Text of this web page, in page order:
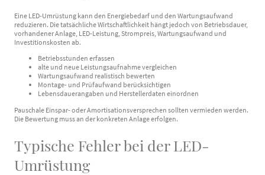
Eine LED-Umrüstung kann den Energiebedarf und den Wartungsaufwand
reduzieren. Die tatsächliche Wirtschaftlichkeit hängt jedoch von Betriebsdauer,
vorhandener Anlage, LED-Leistung, Strompreis, Wartungsaufwand und
Investitionskosten ab.
Betriebsstunden erfassen
alte und neue Leistungsaufnahme vergleichen
Wartungsaufwand realistisch bewerten
Montage- und Prüfaufwand berücksichtigen
Lebensdauerangaben und Herstellerdaten einordnen
Pauschale Einspar- oder Amortisationsversprechen sollten vermieden werden.
Die Bewertung muss an der konkreten Anlage erfolgen.
Typische Fehler bei der LED-
Umrüstung